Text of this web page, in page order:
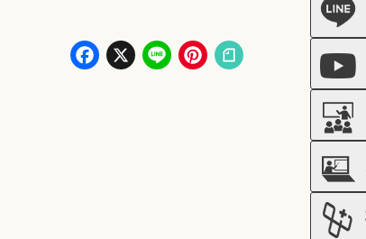
Facebook
X LinePinterest